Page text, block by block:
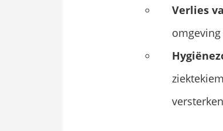
Verlies